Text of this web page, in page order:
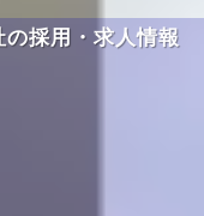
の採用・求人情報